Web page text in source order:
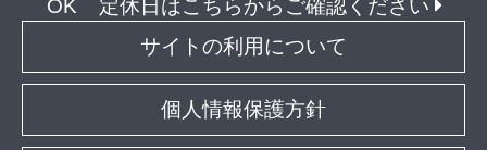
OK
定休日はこちらからご確認ください
サイトの利用について
個人情報保護方針